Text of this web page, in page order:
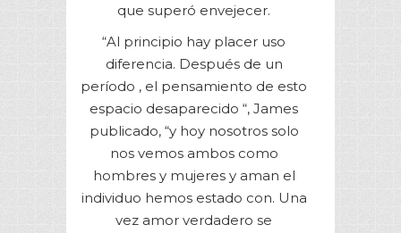
que superó envejecer.
“Al principio hay placer uso
diferencia. Después de un
período , el pensamiento de esto
espacio desaparecido “, James
publicado, “y hoy nosotros solo
nos vemos ambos como
hombres y mujeres y aman el
individuo hemos estado con. Una
vez amor verdadero se